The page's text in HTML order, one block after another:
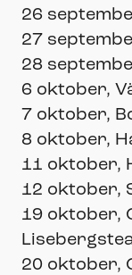
26
27
28
6 oktober,
7 oktober,
8 oktober,
11 oktober,
12 oktober,
19 oktober,
20 oktober,